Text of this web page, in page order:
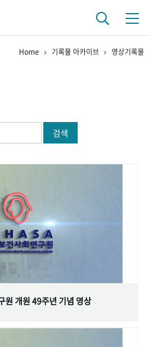
구 역사
연구자들
행정박물 영상 기록물
Home 기록물 아카이브 영상기록물
검색
원 개원 49주년 기념 영상